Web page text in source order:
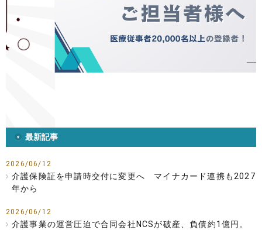
最新記事
2026/06/12
介護保険証を申請時交付に変更へ マイナカード連携も2027
年から
2026/06/12
介護事業の運営圧迫で合同会社NCSが破産、負債約1億円。